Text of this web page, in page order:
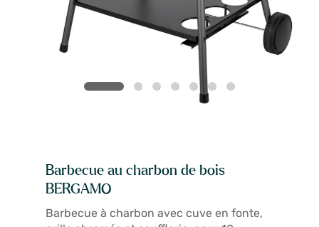
Barbecue au charbon de bois
BERGAMO
Barbecue à charbon avec cuve en fonte,